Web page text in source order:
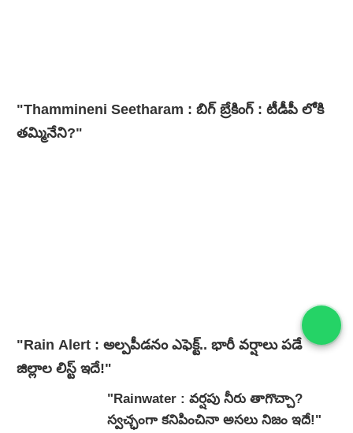
"Thammineni Seetharam : బిగ్ బ్రేకింగ్ : టీడీపీ లోకి
తమ్మినేని?"
"Rain Alert : అల్పపీడనం ఎఫెక్ట్.. భారీ వర్షాలు పడే
జిల్లాల లిస్ట్ ఇదే!"
"Rainwater : వర్షపు నీరు తాగొచ్చా?
స్వచ్ఛంగా కనిపించినా అసలు నిజం ఇదే!"